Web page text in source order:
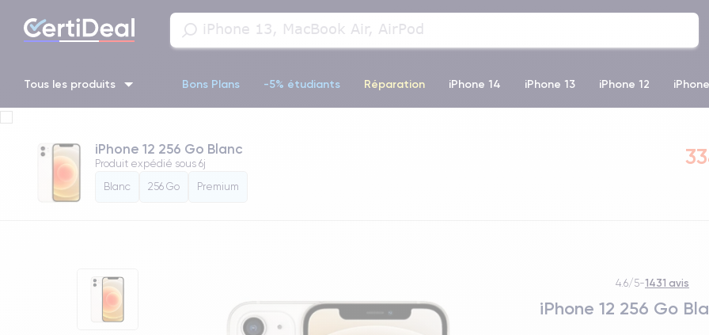
Tous les produits Bons Plans -5% étudiants Réparation iPhone 14 iPhone 13 iPhone 12
iPhone 11 Pro iPhone 14 pro
iPhone 12 256 Go Blanc
Produit expédié sous 6j
Blanc
256 Go Premium
4.6/5-1431 avis
iPhone 12 256 Go